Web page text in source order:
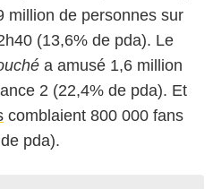
million de personnes sur
(13,6% de pda). Le
a amusé 1,6 million
2 (22,4% de pda). Et
comblaient 800 000 fans
pda).